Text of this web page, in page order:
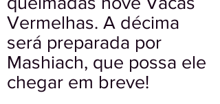
Vermelhas. A décima
será preparada por
Mashiach, que possa ele
chegar em breve!